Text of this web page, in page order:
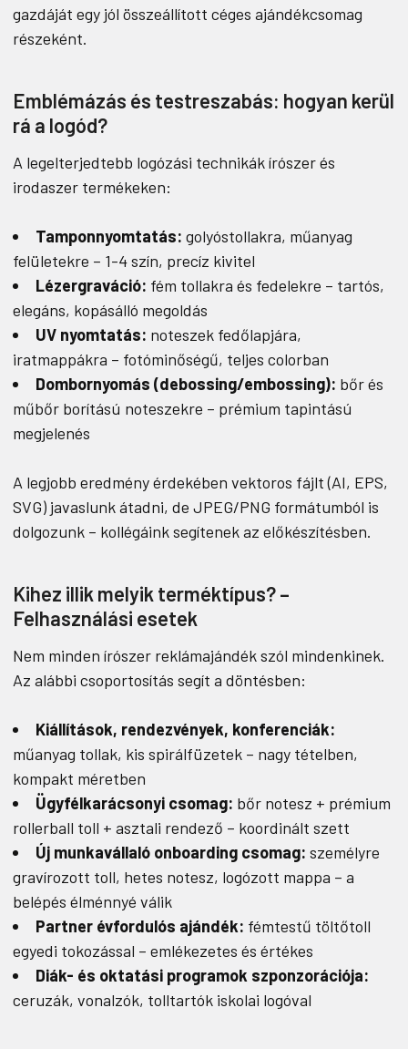
gazdáját egy jól összeállított céges ajándékcsomag
részeként.
Emblémázás és testreszabás: hogyan kerül
rá a logód?
A legelterjedtebb logózási technikák írószer és
irodaszer termékeken:
Tamponnyomtatás: golyóstollakra, műanyag
felületekre – 1-4 szín, precíz kivitel
Lézergraváció: fém tollakra és fedelekre – tartós,
elegáns, kopásálló megoldás
UV nyomtatás: noteszek fedőlapjára,
iratmappákra – fotóminőségű, teljes colorban
Dombornyomás (debossing/embossing): bőr és
műbőr borítású noteszekre – prémium tapintású
megjelenés
A legjobb eredmény érdekében vektoros fájlt (AI, EPS,
SVG) javaslunk átadni, de JPEG/PNG formátumból is
dolgozunk – kollégáink segítenek az előkészítésben.
Kihez illik melyik terméktípus? –
Felhasználási esetek
Nem minden írószer reklámajándék szól mindenkinek.
Az alábbi csoportosítás segít a döntésben:
Kiállítások, rendezvények, konferenciák:
műanyag tollak, kis spirálfüzetek – nagy tételben,
kompakt méretben
Ügyfélkarácsonyi csomag: bőr notesz + prémium
rollerball toll + asztali rendező – koordinált szett
Új munkavállaló onboarding csomag: személyre
gravírozott toll, hetes notesz, logózott mappa – a
belépés élménnyé válik
Partner évfordulós ajándék: fémtestű töltőtoll
egyedi tokozással – emlékezetes és értékes
Diák- és oktatási programok szponzorációja:
ceruzák, vonalzók, tolltartók iskolai logóval